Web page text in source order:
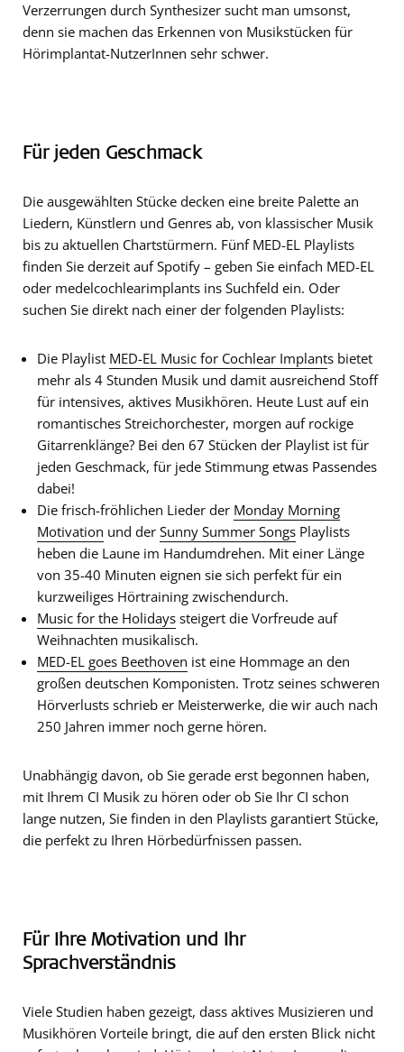
Verzerrungen durch Synthesizer sucht man umsonst,
denn sie machen das Erkennen von Musikstücken für
Hörimplantat-NutzerInnen sehr schwer.
Für jeden Geschmack
Die ausgewählten Stücke decken eine breite Palette an
Liedern, Künstlern und Genres ab, von klassischer Musik
bis zu aktuellen Chartstürmern. Fünf MED-EL Playlists
finden Sie derzeit auf Spotify – geben Sie einfach MED-EL
oder medelcochlearimplants ins Suchfeld ein. Oder
suchen Sie direkt nach einer der folgenden Playlists:
Die Playlist MED-EL Music for Cochlear Implants bietet
mehr als 4 Stunden Musik und damit ausreichend Stoff
für intensives, aktives Musikhören. Heute Lust auf ein
romantisches Streichorchester, morgen auf rockige
Gitarrenklänge? Bei den 67 Stücken der Playlist ist für
jeden Geschmack, für jede Stimmung etwas Passendes
dabei!
Die frisch-fröhlichen Lieder der Monday Morning
Motivation und der Sunny Summer Songs Playlists
heben die Laune im Handumdrehen. Mit einer Länge
von 35-40 Minuten eignen sie sich perfekt für ein
kurzweiliges Hörtraining zwischendurch.
Music for the Holidays steigert die Vorfreude auf
Weihnachten musikalisch.
MED-EL goes Beethoven ist eine Hommage an den
großen deutschen Komponisten. Trotz seines schweren
Hörverlusts schrieb er Meisterwerke, die wir auch nach
250 Jahren immer noch gerne hören.
Unabhängig davon, ob Sie gerade erst begonnen haben,
mit Ihrem CI Musik zu hören oder ob Sie Ihr CI schon
lange nutzen, Sie finden in den Playlists garantiert Stücke,
die perfekt zu Ihren Hörbedürfnissen passen.
Für Ihre Motivation und Ihr
Sprachverständnis
Viele Studien haben gezeigt, dass aktives Musizieren und
Musikhören Vorteile bringt, die auf den ersten Blick nicht